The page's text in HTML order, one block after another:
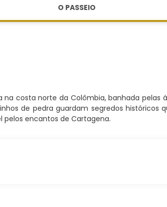
O PASSEIO
costa norte da Colômbia, banhada pelas
de pedra guardam segredos
pelos encantos de Cartagena.